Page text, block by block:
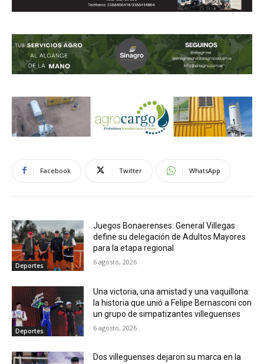
Facebook Twitter WhatsApp
Deportes
Juegos Bonaerenses: General Villegas
define su delegación de Adultos Mayores
para la etapa regional
6 agosto, 2026
Deportes
Una victoria, una amistad y una vaquillona:
la historia que unió a Felipe Bernasconi con
un grupo de simpatizantes villeguenses
6 agosto, 2026
Dos villeguenses dejaron su marca en la